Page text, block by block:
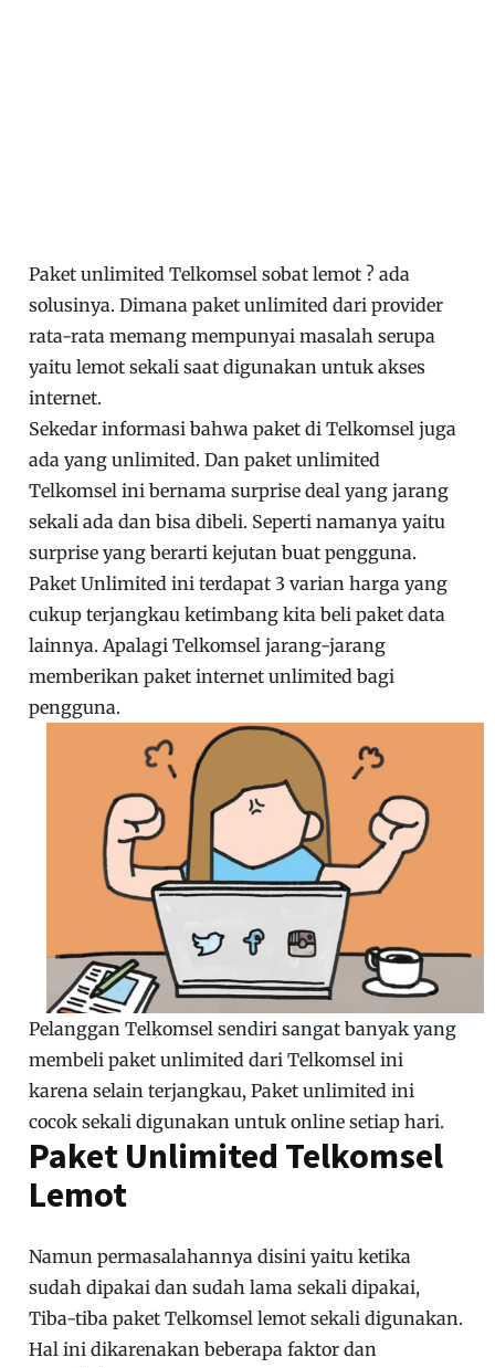
Paket unlimited Telkomsel sobat lemot ? ada
solusinya. Dimana paket unlimited dari provider
rata-rata memang mempunyai masalah serupa
yaitu lemot sekali saat digunakan untuk akses
internet.
Sekedar informasi bahwa paket di Telkomsel juga
ada yang unlimited. Dan paket unlimited
Telkomsel ini bernama surprise deal yang jarang
sekali ada dan bisa dibeli. Seperti namanya yaitu
surprise yang berarti kejutan buat pengguna.
Paket Unlimited ini terdapat 3 varian harga yang
cukup terjangkau ketimbang kita beli paket data
lainnya. Apalagi Telkomsel jarang-jarang
memberikan paket internet unlimited bagi
pengguna.
Pelanggan Telkomsel sendiri sangat banyak yang
membeli paket unlimited dari Telkomsel ini
karena selain terjangkau, Paket unlimited ini
cocok sekali digunakan untuk online setiap hari.
Paket Unlimited Telkomsel
Lemot
Namun permasalahannya disini yaitu ketika
sudah dipakai dan sudah lama sekali dipakai,
Tiba-tiba paket Telkomsel lemot sekali digunakan.
Hal ini dikarenakan beberapa faktor dan